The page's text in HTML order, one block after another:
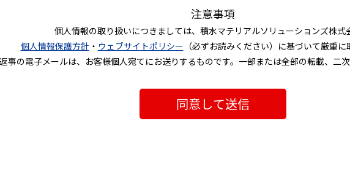
注意事項
個人情報の取り扱いにつきましては、積水マテリアルソリューションズ株式
個人情報保護方針 ・ ウェブサイトポリシー （必ずお読みください）に基づいて厳重に
事の電子メールは、お客様個人宛てにお送りするものです。一部または全部の転載、二